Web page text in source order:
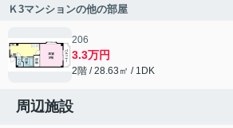
Ｋ3マンションの他の部屋
206
3.3万円
2階 / 28.63㎡ / 1DK
周辺施設